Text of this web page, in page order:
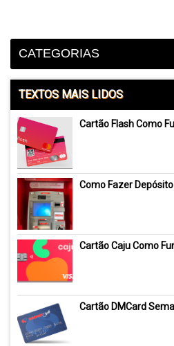
CATEGORIAS
TEXTOS MAIS LIDOS
Cartão Flash Como
Como Fazer
Cartão Caju Como
Cartão DMCard